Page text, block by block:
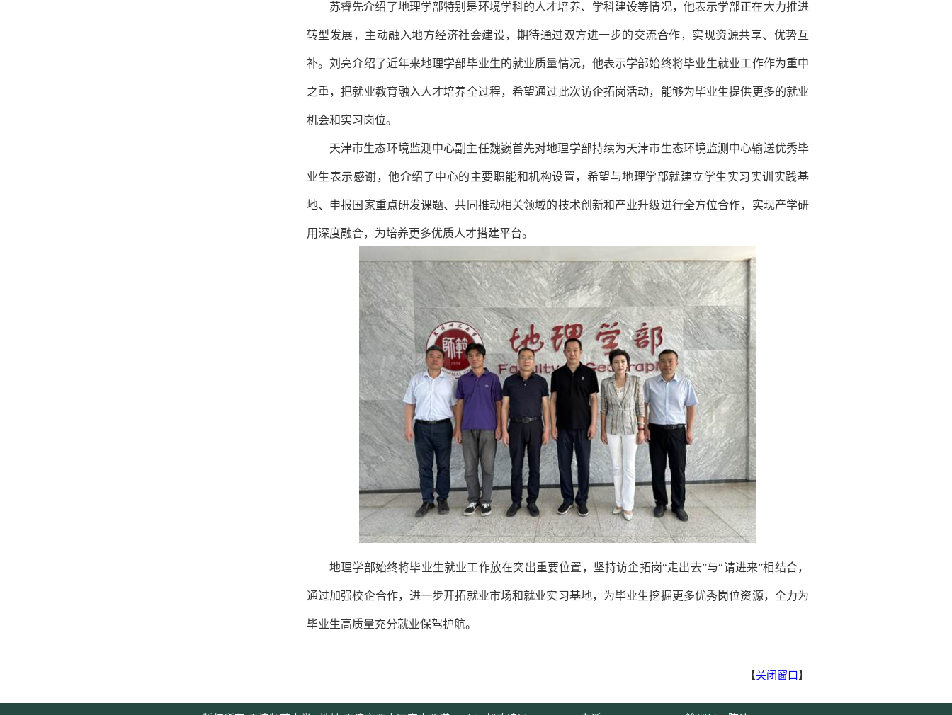
苏睿先介绍了地理学部特别是环境学科的人才培养、学科建设等情况，他表示学部正在大力推进
转型发展，主动融入地方经济社会建设，期待通过双方进一步的交流合作，实现资源共享、优势互
补。刘亮介绍了近年来地理学部毕业生的就业质量情况，他表示学部始终将毕业生就业工作作为重中
之重，把就业教育融入人才培养全过程，希望通过此次访企拓岗活动，能够为毕业生提供更多的就业
机会和实习岗位。
天津市生态环境监测中心副主任魏巍首先对地理学部持续为天津市生态环境监测中心输送优秀毕
业生表示感谢，他介绍了中心的主要职能和机构设置，希望与地理学部就建立学生实习实训实践基
地、申报国家重点研发课题、共同推动相关领域的技术创新和产业升级进行全方位合作，实现产学研
用深度融合，为培养更多优质人才搭建平台。
地理学部始终将毕业生就业工作放在突出重要位置，坚持访企拓岗“走出去”与“请进来”相结合，
通过加强校企合作，进一步开拓就业市场和就业实习基地，为毕业生挖掘更多优秀岗位资源，全力为
毕业生高质量充分就业保驾护航。
【关闭窗口 】